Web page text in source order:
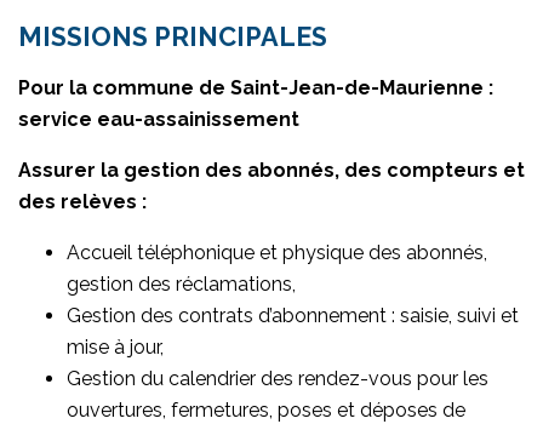
MISSIONS PRINCIPALES
Pour la commune de Saint-Jean-de-Maurienne :
service eau-assainissement
Assurer la gestion des abonnés, des compteurs et
des relèves :
Accueil téléphonique et physique des abonnés,
gestion des réclamations,
Gestion des contrats d’abonnement : saisie, suivi et
mise à jour,
Gestion du calendrier des rendez-vous pour les
ouvertures, fermetures, poses et déposes de